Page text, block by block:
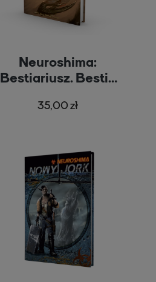
Neuroshima:
Bestiariusz. Bestie
35,00 zł